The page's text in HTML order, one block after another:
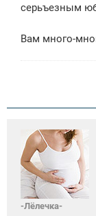
серьъезным
Вам много-
-Лёлечка-